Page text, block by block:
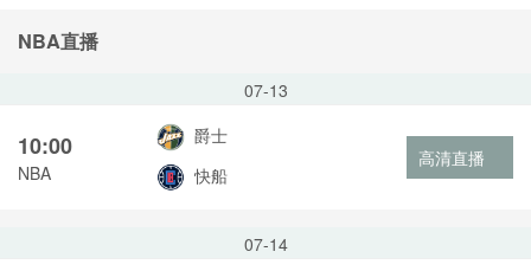
NBA直播
07-13
10:00
NBA
爵士
快船
高清直播
07-14